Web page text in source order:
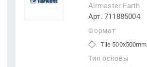
Airmaster Earth
Арт. 711885004
Формат
Tile 500x500mm
Тип основы